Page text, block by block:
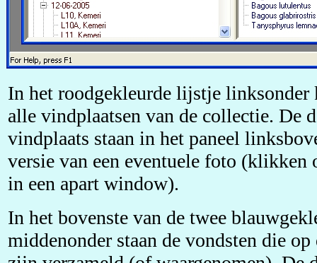
In het roodgekleurde lijstje linksonder
alle vindplaatsen van de collectie. De
vindplaats staan in het paneel
versie van een eventuele foto (klikken
in een apart window).
In het bovenste van de twee
middenonder staan de vondsten die